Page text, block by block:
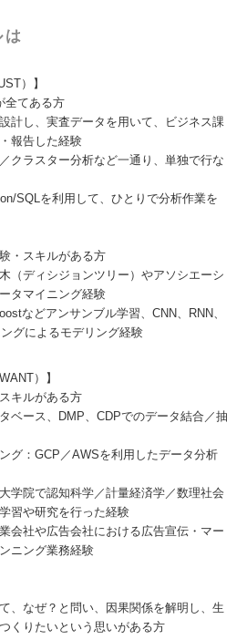
）】
全てある方
計し、実査データを用いて、ビジネス課
報告した経験
クラスター分析など一通り、単独で行な
SQLを利用して、ひとりで分析作業を
・スキルがある方
（ディシジョンツリー）やアソシエーシ
タマイニング経験
などアンサンブル学習、CNN、RNN、
グによるモデリング経験
）】
キルがある方
ベース、DMP、CDPでのデータ結合／抽
グ：GCP／AWSを利用したデータ分析
学院で認知科学／計量経済学／数理社会
習や研究を行った経験
会社や広告会社における広告宣伝・マー
ニング業務経験
、なぜ？と問い、因果関係を解明し、生
くりたいという思いがある方